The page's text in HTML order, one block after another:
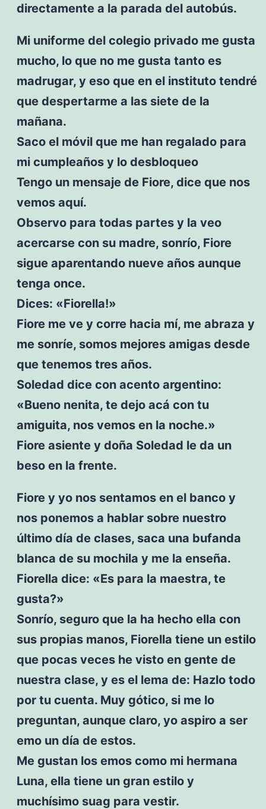
directamente a la parada del autobús.
Mi uniforme del colegio privado me gusta
mucho, lo que no me gusta tanto es
madrugar, y eso que en el instituto tendré
que despertarme a las siete de la
mañana.
Saco el móvil que me han regalado para
mi cumpleaños y lo desbloqueo
Tengo un mensaje de Fiore, dice que nos
vemos aquí.
Observo para todas partes y la veo
acercarse con su madre, sonrío, Fiore
sigue aparentando nueve años aunque
tenga once.
Dices: «Fiorella!»
Fiore me ve y corre hacia mí, me abraza y
me sonríe, somos mejores amigas desde
que tenemos tres años.
Soledad dice con acento argentino:
«Bueno nenita, te dejo acá con tu
amiguita, nos vemos en la noche.»
Fiore asiente y doña Soledad le da un
beso en la frente.
Fiore y yo nos sentamos en el banco y
nos ponemos a hablar sobre nuestro
último día de clases, saca una bufanda
blanca de su mochila y me la enseña.
Fiorella dice: «Es para la maestra, te
gusta?»
Sonrío, seguro que la ha hecho ella con
sus propias manos, Fiorella tiene un estilo
que pocas veces he visto en gente de
nuestra clase, y es el lema de: Hazlo todo
por tu cuenta. Muy gótico, si me lo
preguntan, aunque claro, yo aspiro a ser
emo un día de estos.
Me gustan los emos como mi hermana
Luna, ella tiene un gran estilo y
muchísimo suag para vestir.